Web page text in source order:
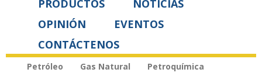
PRODUCTOS
NOTICIAS
OPINIÓN
EVENTOS
CONTÁCTENOS
Petróleo Gas Natural
Petroquímica